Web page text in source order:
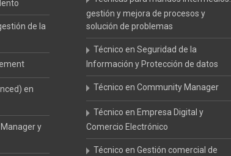
de la
en
y
gestión y mejora de procesos y
solución de problemas
Técnico en Seguridad de la
Información y Protección de datos
Técnico en Community Manager
Técnico en Empresa Digital y
Comercio Electrónico
Técnico en Gestión comercial de